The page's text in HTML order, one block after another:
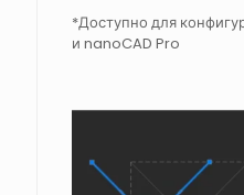
*Доступно для
и nanoCAD Pro